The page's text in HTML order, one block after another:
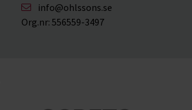
info@ohlssons.se
Org.nr: 556559-3497